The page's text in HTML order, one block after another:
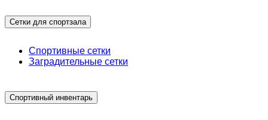
Сетки для спортзала
Спортивные сетки
Заградительные сетки
Спортивный инвентарь